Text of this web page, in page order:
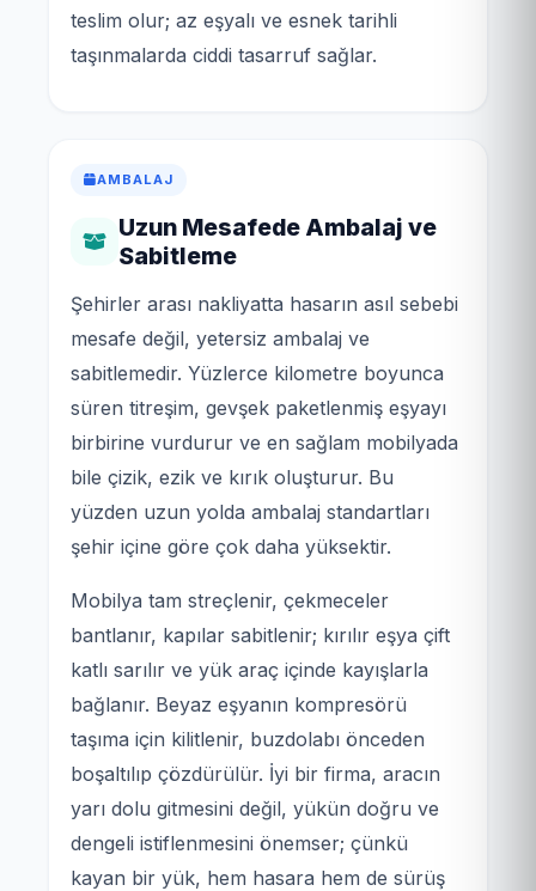
teslim olur; az eşyalı ve esnek tarihli
taşınmalarda ciddi tasarruf sağlar.
AMBALAJ
Uzun Mesafede Ambalaj ve
Sabitleme
Şehirler arası nakliyatta hasarın asıl sebebi
mesafe değil, yetersiz ambalaj ve
sabitlemedir. Yüzlerce kilometre boyunca
süren titreşim, gevşek paketlenmiş eşyayı
birbirine vurdurur ve en sağlam mobilyada
bile çizik, ezik ve kırık oluşturur. Bu
yüzden uzun yolda ambalaj standartları
şehir içine göre çok daha yüksektir.
Mobilya tam streçlenir, çekmeceler
bantlanır, kapılar sabitlenir; kırılır eşya çift
katlı sarılır ve yük araç içinde kayışlarla
bağlanır. Beyaz eşyanın kompresörü
taşıma için kilitlenir, buzdolabı önceden
boşaltılıp çözdürülür. İyi bir firma, aracın
yarı dolu gitmesini değil, yükün doğru ve
dengeli istiflenmesini önemser; çünkü
kayan bir yük, hem hasara hem de sürüş